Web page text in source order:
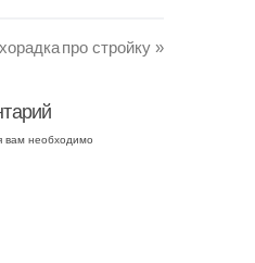
про стройку »
вам необходимо